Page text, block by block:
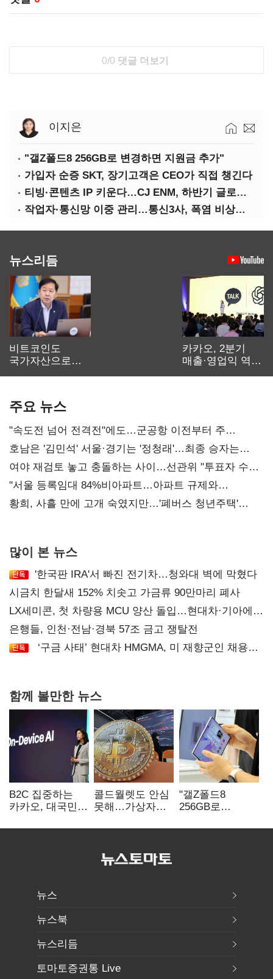
0/0 댓글 더보기
이지은
"갤Z폴드8 256GB로 변경하면 지원금 추가"
가입자 순증 SKT, 장기고객은 CEO가 직접 챙긴다
티빙·콘텐츠 IP 키운다…CJ ENM, 하반기 글로벌 확장 가속
작업자·통신망 이중 관리…통신3사, 폭염 비상대응 돌입
뉴스리듬
비트코인도
국가자산으로…'
카카오, 2분기
매출·영업익 역대
주요 뉴스
"속도전 넘어 전격전"에도…군공항 이전부터 주
52시간까지 '뇌관'
호남은 '김민석' 서울·경기는 '정청래'…최종 승자는
'안갯속'
여야 재검토 놓고 충돌하는 사이…선관위 "투표자 수
오차 당연"
"서울 등록임대 84%비아파트…아파트 규제와
달리해야"
황희, 사흘 만에 고개 숙였지만…'폐버스 청년주택'
많이 본 뉴스
'한국판 IRA'서 빠진 전기차…청와대 벽에 막혔다
시금치 한달새 152% 치솟고 가금류 90만마리 폐사
LX세미콘, 첫 차량용 MCU 양산 돌입…현대차·기아에
공급
은행들, 인천·전남·경북 57조 금고 쟁탈전
‘구금 사태’ 현대차 HMGMA, 미 재향군인 채용
함께 볼만한 뉴스
B2C 집중하는
카카오, 대국민
AI' 사활
콜드월렛도 안심
못해…가상자산
'보안 시험대'
"갤Z폴드8
256GB로
추가"
뉴스
뉴스북
뉴스리듬
토마토증권통 Live